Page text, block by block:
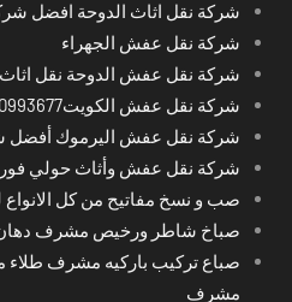
شركة نقل اثاث الدوحة افضل
شركة نقل عفش الجهراء
شركة نقل عفش الدوحة نقل اثاث
شركة نقل عفش الكويت50993677
شركة نقل عفش اليرموك
شركة نقل عفش وأثاث حولي
صب و نسخ مفاتيح من كل الانواع
صباخ شاطر ورخيص مشرف
صباع تركيب باركيه مشرف
مشرف